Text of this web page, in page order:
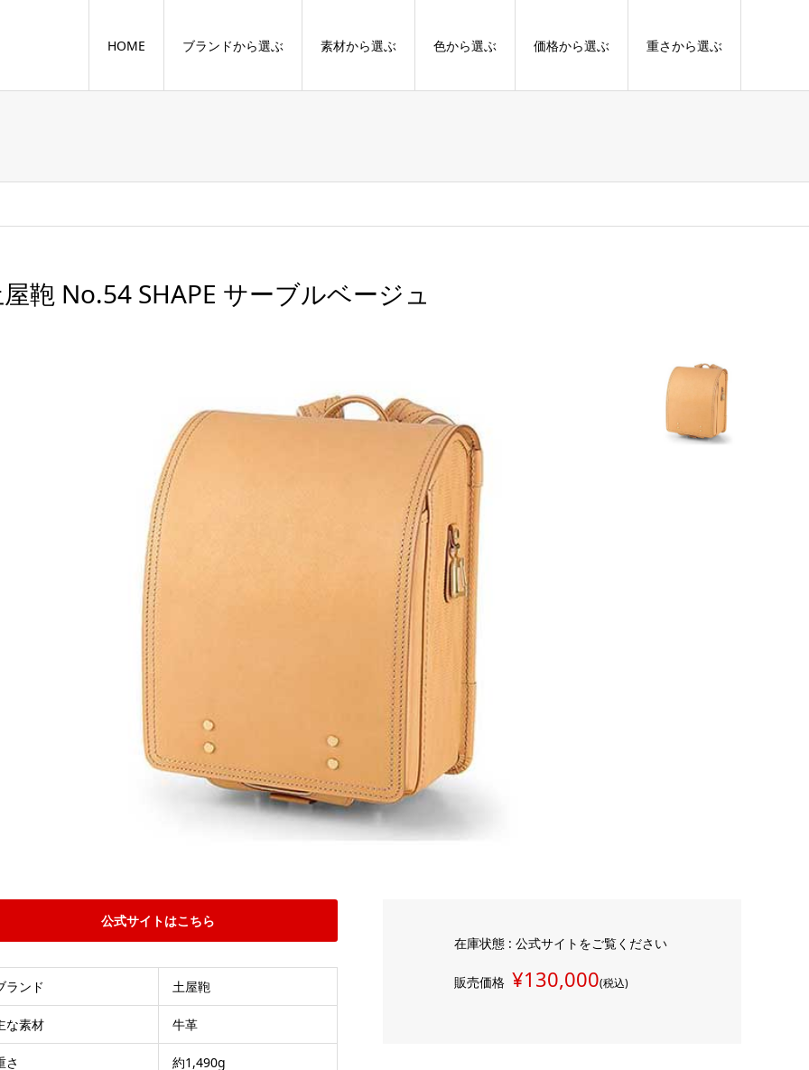
HOME ブランドから選ぶ 素材から選ぶ 色から選ぶ 価格から選ぶ 重さから選ぶ
鞄 No.54 SHAPE サーブルベージュ
公式サイトはこちら
ランド 土屋鞄
な素材 牛革
さ 約1,490g
在庫状態 : 公式サイトをご覧ください
販売価格 ¥130,000(税込)